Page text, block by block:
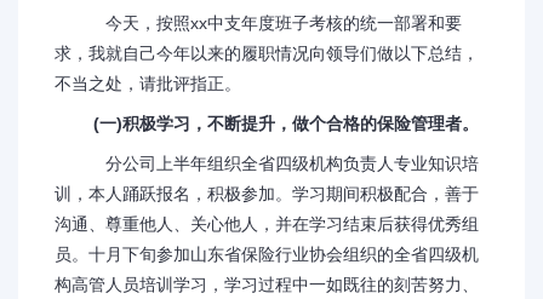
今天，按照xx中支年度班子考核的统一部署和要
求，我就自己今年以来的履职情况向领导们做以下总结，
不当之处，请批评指正。
(一)积极学习，不断提升，做个合格的保险管理者。
分公司上半年组织全省四级机构负责人专业知识培
训，本人踊跃报名，积极参加。学习期间积极配合，善于
沟通、尊重他人、关心他人，并在学习结束后获得优秀组
员。十月下旬参加山东省保险行业协会组织的全省四级机
构高管人员培训学习，学习过程中一如既往的刻苦努力、